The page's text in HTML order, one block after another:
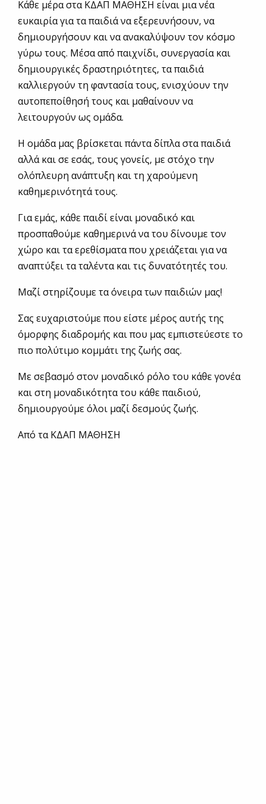
Κάθε μέρα στα ΚΔΑΠ ΜΑΘΗΣΗ είναι μια νέα
ευκαιρία για τα παιδιά να εξερευνήσουν, να
δημιουργήσουν και να ανακαλύψουν τον κόσμο
γύρω τους. Μέσα από παιχνίδι, συνεργασία και
δημιουργικές δραστηριότητες, τα παιδιά
καλλιεργούν τη φαντασία τους, ενισχύουν την
αυτοπεποίθησή τους και μαθαίνουν να
λειτουργούν ως ομάδα.
Η ομάδα μας βρίσκεται πάντα δίπλα στα παιδιά
αλλά και σε εσάς, τους γονείς, με στόχο την
ολόπλευρη ανάπτυξη και τη χαρούμενη
καθημερινότητά τους.
Για εμάς, κάθε παιδί είναι μοναδικό και
προσπαθούμε καθημερινά να του δίνουμε τον
χώρο και τα ερεθίσματα που χρειάζεται για να
αναπτύξει τα ταλέντα και τις δυνατότητές του.
Μαζί στηρίζουμε τα όνειρα των παιδιών μας!
Σας ευχαριστούμε που είστε μέρος αυτής της
όμορφης διαδρομής και που μας εμπιστεύεστε το
πιο πολύτιμο κομμάτι της ζωής σας.
Με σεβασμό στον μοναδικό ρόλο του κάθε γονέα
και στη μοναδικότητα του κάθε παιδιού,
δημιουργούμε όλοι μαζί δεσμούς ζωής.
Από τα ΚΔΑΠ ΜΑΘΗΣΗ